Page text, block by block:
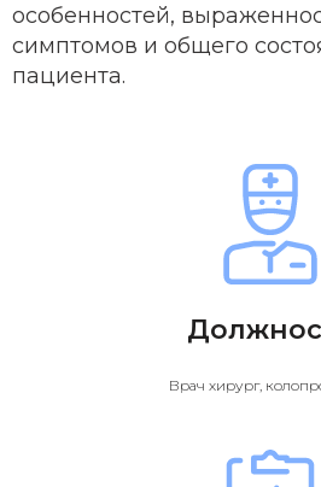
особенностей,
симптомов и общего
пациента.
Врач хирург,